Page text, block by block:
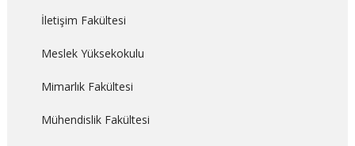
İletişim Fakültesi
Meslek Yüksekokulu
Mimarlık Fakültesi
Mühendislik Fakültesi